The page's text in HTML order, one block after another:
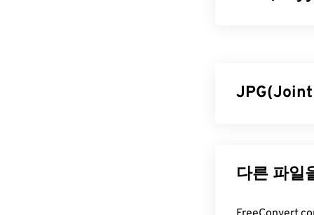
또는 페이지 이
Apple Preview
TIFF 파일을
기가 비교적 작
사용하면 파일
더 나은 압축